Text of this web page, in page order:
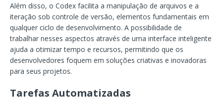
Além disso, o Codex facilita a manipulação de arquivos e a
iteração sob controle de versão, elementos fundamentais em
qualquer ciclo de desenvolvimento. A possibilidade de
trabalhar nesses aspectos através de uma interface inteligente
ajuda a otimizar tempo e recursos, permitindo que os
desenvolvedores foquem em soluções criativas e inovadoras
para seus projetos.
Tarefas Automatizadas